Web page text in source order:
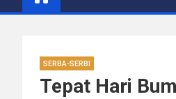
SERBA-SERBI
Tepat Hari